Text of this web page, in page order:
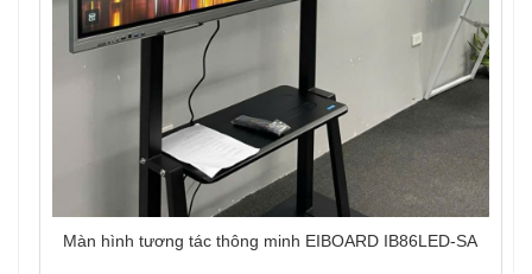
Màn hình tương tác thông minh EIBOARD IB86LED-SA